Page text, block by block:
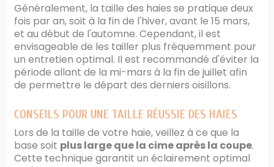
Généralement, la taille des haies se pratique deux
fois par an, soit à la fin de l'hiver, avant le 15 mars,
et au début de l'automne. Cependant, il est
envisageable de les tailler plus fréquemment pour
un entretien optimal. Il est recommandé d'éviter la
période allant de la mi-mars à la fin de juillet afin
de permettre le départ des derniers oisillons.
CONSEILS POUR UNE TAILLE RÉUSSIE DES HAIES
Lors de la taille de votre haie, veillez à ce que la
base soit plus large que la cime après la coupe.
Cette technique garantit un éclairement optimal